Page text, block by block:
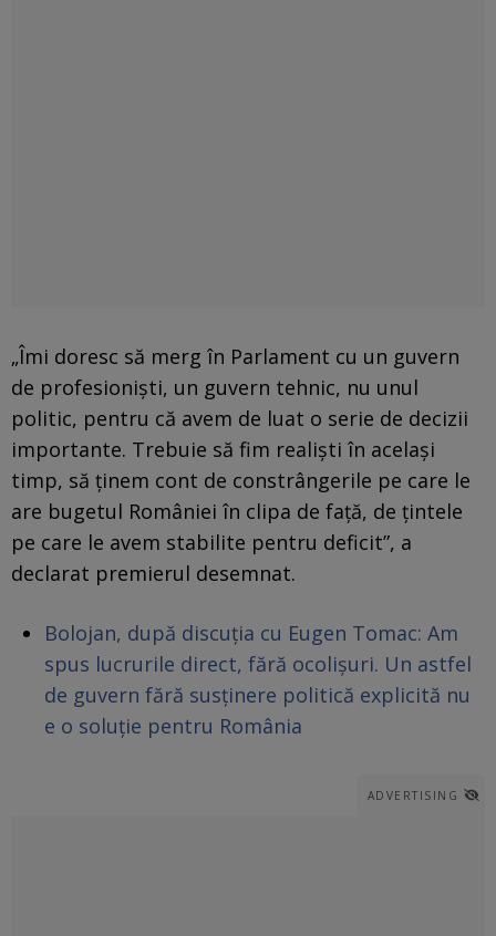
„Îmi doresc să merg în Parlament cu un guvern
de profesioniști, un guvern tehnic, nu unul
politic, pentru că avem de luat o serie de decizii
importante. Trebuie să fim realiști în același
timp, să ținem cont de constrângerile pe care le
are bugetul României în clipa de față, de țintele
pe care le avem stabilite pentru deficit”, a
declarat premierul desemnat.
Bolojan, după discuția cu Eugen Tomac: Am
spus lucrurile direct, fără ocolișuri. Un astfel
de guvern fără susținere politică explicită nu
e o soluție pentru România
ADVERTISING